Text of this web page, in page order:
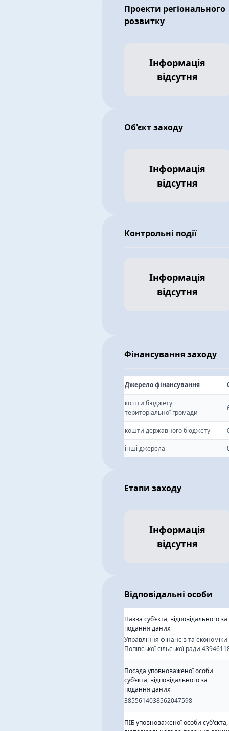
Проекти регіонального
розвитку
Інформація
відсутня
Об'єкт заходу
Інформація
відсутня
Контрольні події
Інформація
відсутня
Фінансування заходу
Джерело фінансування
кошти бюджету
територіальної громади
кошти державного бюджету
інші джерела
Етапи заходу
Інформація
відсутня
Відповідальні особи
Назва суб’єкта, відповідального за
подання даних
Управління фінансів та економіки
Попівської сільської ради
Посада уповноваженої особи
суб’єкта, відповідального за
подання даних
3855614038562047598
ПІБ уповноваженої особи суб'єкта,